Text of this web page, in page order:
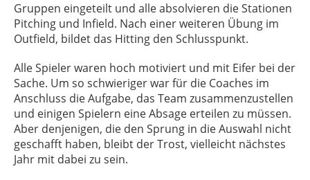
Gruppen eingeteilt und alle absolvieren die Stationen
Pitching und Infield. Nach einer weiteren Übung im
Outfield, bildet das Hitting den Schlusspunkt.
Alle Spieler waren hoch motiviert und mit Eifer bei der
Sache. Um so schwieriger war für die Coaches im
Anschluss die Aufgabe, das Team zusammenzustellen
und einigen Spielern eine Absage erteilen zu müssen.
Aber denjenigen, die den Sprung in die Auswahl nicht
geschafft haben, bleibt der Trost, vielleicht nächstes
Jahr mit dabei zu sein.